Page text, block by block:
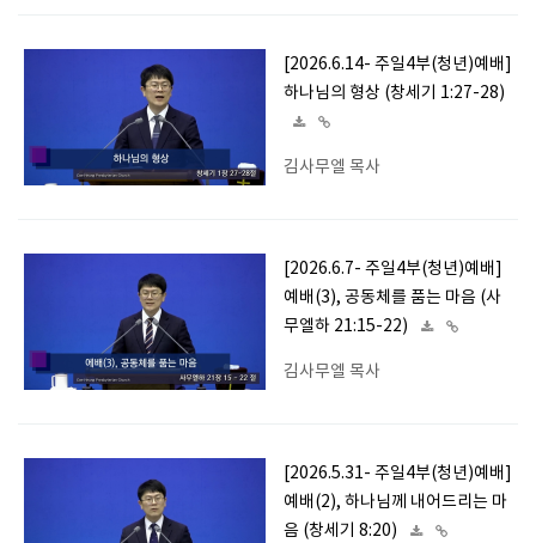
[2026.6.14- 주일4부(청년)예배]
하나님의 형상 (창세기 1:27-28)
김사무엘 목사
[2026.6.7- 주일4부(청년)예배]
예배(3), 공동체를 품는 마음 (사
무엘하 21:15-22)
김사무엘 목사
[2026.5.31- 주일4부(청년)예배]
예배(2), 하나님께 내어드리는 마
음 (창세기 8:20)